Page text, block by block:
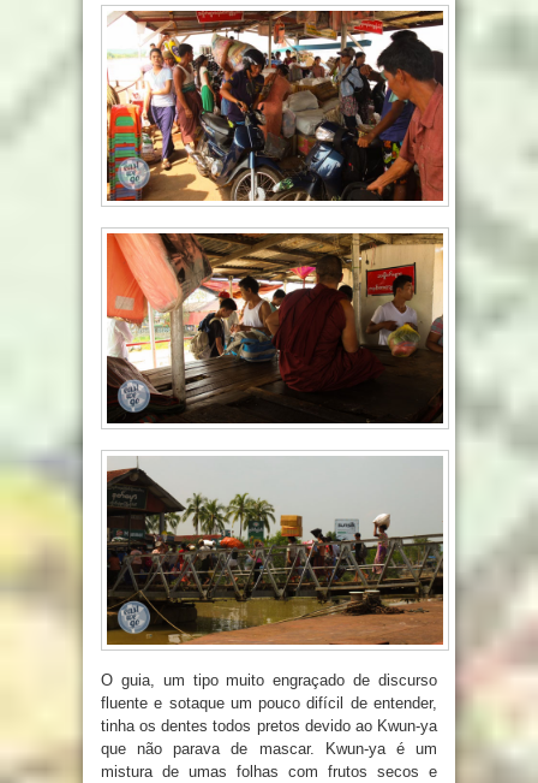
O guia, um tipo muito engraçado de discurso
fluente e sotaque um pouco difícil de entender,
tinha os dentes todos pretos devido ao Kwun-ya
que não parava de mascar. Kwun-ya é um
mistura de umas folhas com frutos secos e